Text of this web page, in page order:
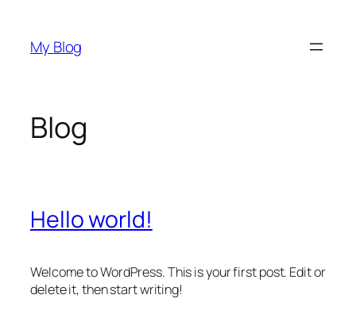
treściMy Blog
Blog
Hello world!
Welcome to WordPress. This is your first post. Edit or
delete it, then start writing!